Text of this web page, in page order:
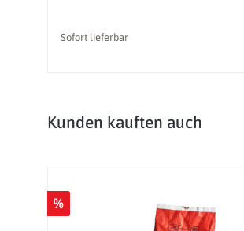
Sofort lieferbar
Produktgalerie überspringen
Kunden kauften auch
%